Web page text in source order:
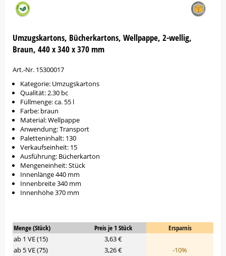
Umzugskartons, Bücherkartons, Wellpappe, 2-wellig,
Braun, 440 x 340 x 370 mm
Art.-Nr. 15300017
Kategorie: Umzugskartons
Qualität: 2.30 bc
Füllmenge: ca. 55 l
Farbe: braun
Material: Wellpappe
Anwendung: Transport
Paletteninhalt: 130
Verkaufseinheit: 15
Ausführung: Bücherkarton
Mengeneinheit: Stück
Innenlänge 440 mm
Innenbreite 340 mm
Innenhöhe 370 mm
Menge (Stück) Preis je 1 Stück
Ersparnis
ab 1 VE (15)
3,63 €
ab 5 VE (75)
3,26 €
-10%